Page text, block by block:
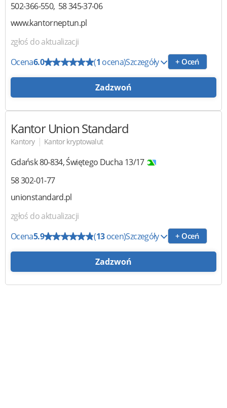
502-366-550 58 345-37-06
www.kantorneptun.pl
zgłoś do aktualizacji
Ocena6.0 (1 ocena)Szczegóły + Oceń
Zadzwoń
Kantor Union Standard
Kantory | Kantor kryptowalut
Gdańsk80-834,Świętego Ducha 13/17
58 302-01-77
unionstandard.pl
zgłoś do aktualizacji
Ocena5.9 (13ocen)Szczegóły + Oceń
Zadzwoń